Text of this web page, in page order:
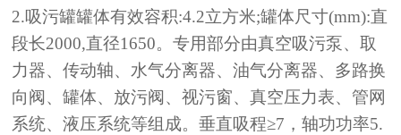
2.吸污罐罐体有效容积:4.2立方米;罐体尺寸(mm):直
段长2000,直径1650。专用部分由真空吸污泵、取
力器、传动轴、水气分离器、油气分离器、多路换
向阀、罐体、放污阀、视污窗、真空压力表、管网
系统、液压系统等组成。垂直吸程≥7，轴功功率5.